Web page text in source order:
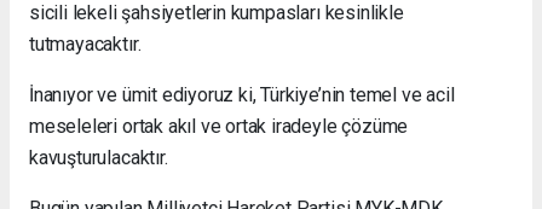
sicili lekeli şahsiyetlerin kumpasları kesinlikle
tutmayacaktır.
İnanıyor ve ümit ediyoruz ki, Türkiye’nin temel ve acil
meseleleri ortak akıl ve ortak iradeyle çözüme
kavuşturulacaktır.